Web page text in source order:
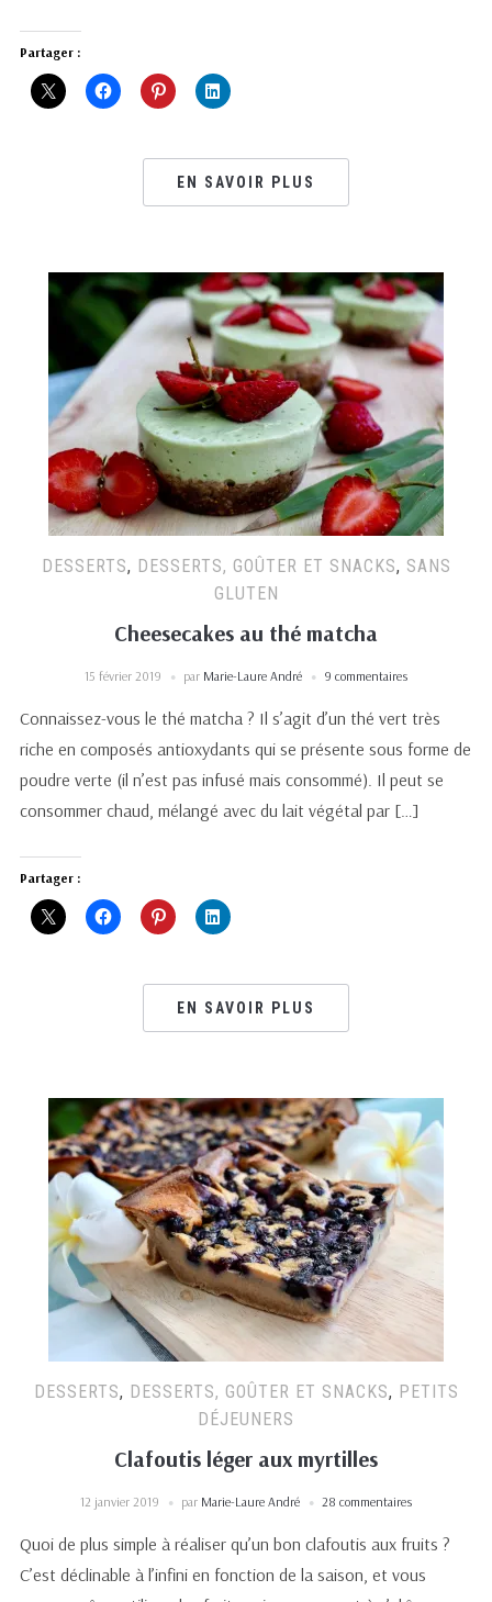
Partager :
EN SAVOIR PLUS
DESSERTS, DESSERTS, GOÛTER ET SNACKS, SANS
GLUTEN
Cheesecakes au thé matcha
15 février 2019 par Marie-Laure André 9 commentaires
Connaissez-vous le thé matcha ? Il s’agit d’un thé vert très
riche en composés antioxydants qui se présente sous forme de
poudre verte (il n’est pas infusé mais consommé). Il peut se
consommer chaud, mélangé avec du lait végétal par […]
Partager :
EN SAVOIR PLUS
DESSERTS, DESSERTS, GOÛTER ET SNACKS, PETITS
DÉJEUNERS
Clafoutis léger aux myrtilles
12 janvier 2019 par Marie-Laure André 28 commentaires
Quoi de plus simple à réaliser qu’un bon clafoutis aux fruits ?
C’est déclinable à l’infini en fonction de la saison, et vous